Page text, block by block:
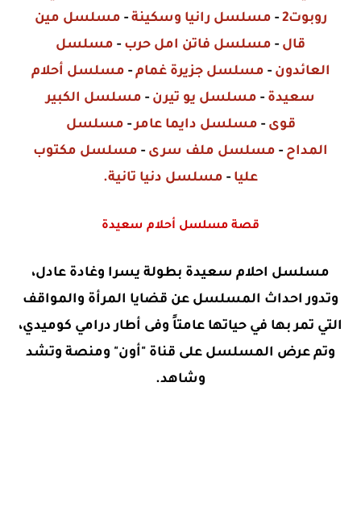
روبوت2 - مسلسل رانيا وسكينة- مسلسل مين
قال - مسلسل فاتن امل حرب - مسلسل
العائدون - مسلسل جزيرة غمام- مسلسل أحلام
سعيدة- مسلسل يو تيرن - مسلسل الكبير
قوى - مسلسل دايما عامر- مسلسل
المداح - مسلسل ملف سرى - مسلسل مكتوب
عليا - مسلسل دنيا تانية.
قصة مسلسل أحلام سعيدة
مسلسل احلام سعيدة بطولة يسرا وغادة عادل،
وتدور احداث المسلسل عن قضايا المرأة والمواقف
التي تمر بها في حياتها عامتاً وفى أطار درامي كوميدي،
وتم عرض المسلسل على قناة "أون" ومنصة وتشد
وشاهد.